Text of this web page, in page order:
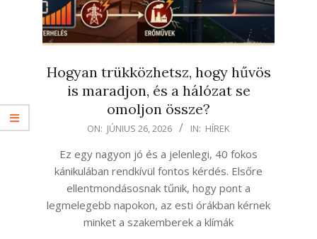
Hogyan trükközhetsz, hogy hűvös
is maradjon, és a hálózat se
omoljon össze?
ON: JÚNIUS 26, 2026 IN: HÍREK
Ez egy nagyon jó és a jelenlegi, 40 fokos
kánikulában rendkívül fontos kérdés. Elsőre
ellentmondásosnak tűnik, hogy pont a
legmelegebb napokon, az esti órákban kérnek
minket a szakemberek a klímák